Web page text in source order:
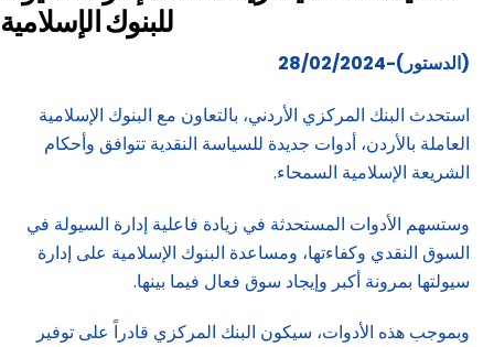
للبنوك الإسلامية
(الدستور)-28/02/2024
استحدث البنك المركزي الأردني، بالتعاون مع البنوك الإسلامية
العاملة بالأردن، أدوات جديدة للسياسة النقدية تتوافق وأحكام
الشريعة الإسلامية السمحاء.
وستسهم الأدوات المستحدثة في زيادة فاعلية إدارة السيولة في
السوق النقدي وكفاءتها، ومساعدة البنوك الإسلامية على إدارة
سيولتها بمرونة أكبر وإيجاد سوق فعال فيما بينها.
وبموجب هذه الأدوات، سيكون البنك المركزي قادراً على توفير